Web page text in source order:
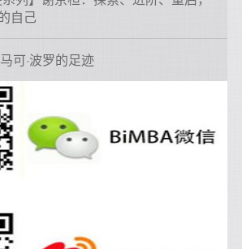
自己
可·波罗的足迹